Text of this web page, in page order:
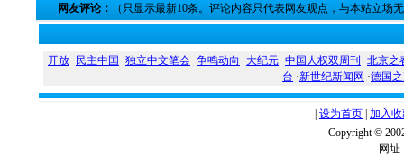
网友评论： （只显示最新10条。评论内容只代表网友观点，与本站立场
·开放 · 民主中国 ·独立中文笔会 ·争鸣动向 ·大纪元 ·中国人权双周刊 ·北京之
台 ·新世纪新闻网 ·德国
设为首页 加入
Copyright ©
网址